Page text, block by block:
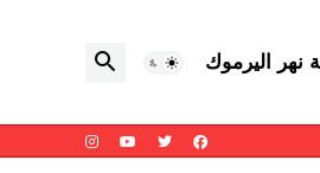
نهر اليرموك